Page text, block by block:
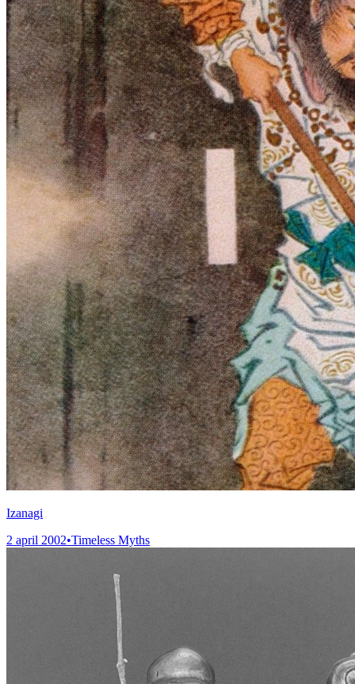
Izanagi
2 april 2002•Timeless Myths